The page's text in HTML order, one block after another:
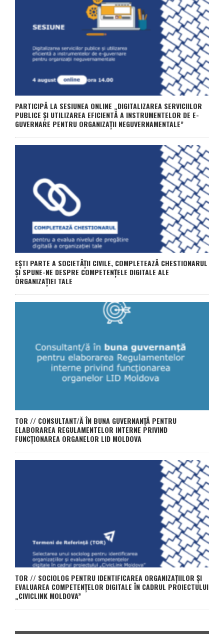
PARTICIPĂ LA SESIUNEA ONLINE „DIGITALIZAREA SERVICIILOR
PUBLICE ȘI UTILIZAREA EFICIENTĂ A INSTRUMENTELOR DE E-
GUVERNARE PENTRU ORGANIZAȚII NEGUVERNAMENTALE”
EȘTI PARTE A SOCIETĂȚII CIVILE, COMPLETEAZĂ CHESTIONARUL
ȘI SPUNE-NE DESPRE COMPETENȚELE DIGITALE ALE
ORGANIZAȚIEI TALE
TOR // CONSULTANT/Ă ÎN BUNA GUVERNANȚĂ PENTRU
ELABORAREA REGULAMENTELOR INTERNE PRIVIND
FUNCȚIONAREA ORGANELOR LID MOLDOVA
TOR // SOCIOLOG PENTRU IDENTIFICAREA ORGANIZAȚIILOR ȘI
EVALUAREA COMPETENȚELOR DIGITALE ÎN CADRUL PROIECTULUI
„CIVICLINK MOLDOVA”